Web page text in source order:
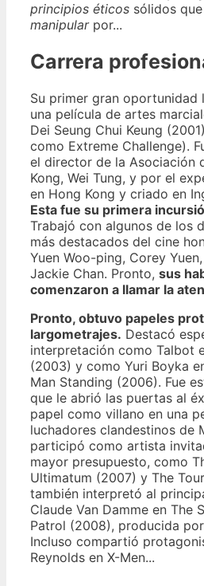
principios éticos sólidos
manipularpor...
Carrera
Su primer gran oportunidad
una película de artes
Dei Seung Chui Keung
como Extreme Challenge).
el director de la Asociación
Kong, Wei Tung, y por el
en Hong Kong y criado en
Esta fue su primera
Trabajó con algunos de los
más destacados del cine
Yuen Woo-ping, Corey
Jackie Chan. Pronto, sus
comenzaron a llamar la
Pronto, obtuvo papeles
largometrajes. Destacó
interpretación como Talbot
(2003) y como Yuri Boyka
Man Standing (2006). Fue
que le abrió las puertas al
papel como villano en una
luchadores clandestinos de
participó como artista
mayor presupuesto, como
Ultimatum (2007) y The
también interpretó al
Claude Van Damme en The
Patrol (2008), producida
Incluso compartió
Reynolds en X-Men...